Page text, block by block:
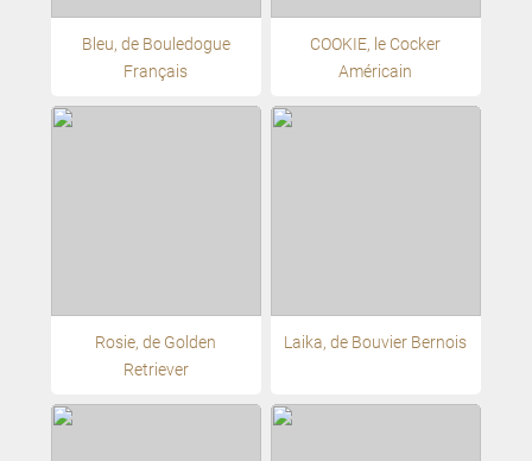
Bleu, de Bouledogue
Français
COOKIE, le Cocker
Américain
Rosie, de Golden
Retriever
Laika, de Bouvier Bernois